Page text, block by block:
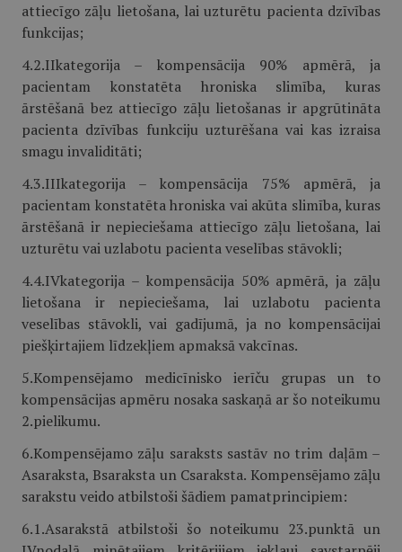
attiecīgo zāļu lietošana, lai uzturētu pacienta dzīvības
funkcijas;
4.2.IIkategorija – kompensācija 90% apmērā, ja
pacientam konstatēta hroniska slimība, kuras
ārstēšanā bez attiecīgo zāļu lietošanas ir apgrūtināta
pacienta dzīvības funkciju uzturēšana vai kas izraisa
smagu invaliditāti;
4.3.IIIkategorija – kompensācija 75% apmērā, ja
pacientam konstatēta hroniska vai akūta slimība, kuras
ārstēšanā ir nepieciešama attiecīgo zāļu lietošana, lai
uzturētu vai uzlabotu pacienta veselības stāvokli;
4.4.IVkategorija – kompensācija 50% apmērā, ja zāļu
lietošana ir nepieciešama, lai uzlabotu pacienta
veselības stāvokli, vai gadījumā, ja no kompensācijai
piešķirtajiem līdzekļiem apmaksā vakcīnas.
5.Kompensējamo medicīnisko ierīču grupas un to
kompensācijas apmēru nosaka saskaņā ar šo noteikumu
2.pielikumu.
6.Kompensējamo zāļu saraksts sastāv no trim daļām –
Asaraksta, Bsaraksta un Csaraksta. Kompensējamo zāļu
sarakstu veido atbilstoši šādiem pamatprincipiem:
6.1.Asarakstā atbilstoši šo noteikumu 23.punktā un